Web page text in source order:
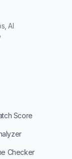
AI
Score
Checker